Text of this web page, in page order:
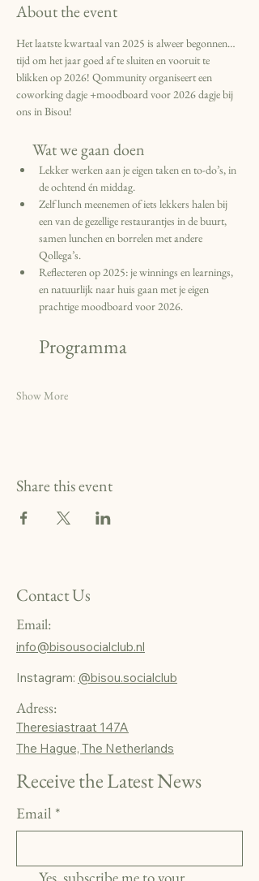
About the event
Het laatste kwartaal van 2025 is alweer begonnen…
tijd om het jaar goed af te sluiten en vooruit te
blikken op 2026! Qommunity organiseert een
coworking dagje +moodboard voor 2026 dagje bij
ons in Bisou!
Wat we gaan doen
Lekker werken aan je eigen taken en to-do’s, in
de ochtend én middag.
Zelf lunch meenemen of iets lekkers halen bij
een van de gezellige restaurantjes in de buurt,
samen lunchen en borrelen met andere
Qollega’s.
Reflecteren op 2025: je winnings en learnings,
en natuurlijk naar huis gaan met je eigen
prachtige moodboard voor 2026.
Programma
Show More
Share this event
Contact Us
Email:
info@bisousocialclub.nl
Instagram: @bisou.socialclub
Adress:
Theresiastraat 147A
The Hague, The Netherlands
Receive the Latest News
Email *